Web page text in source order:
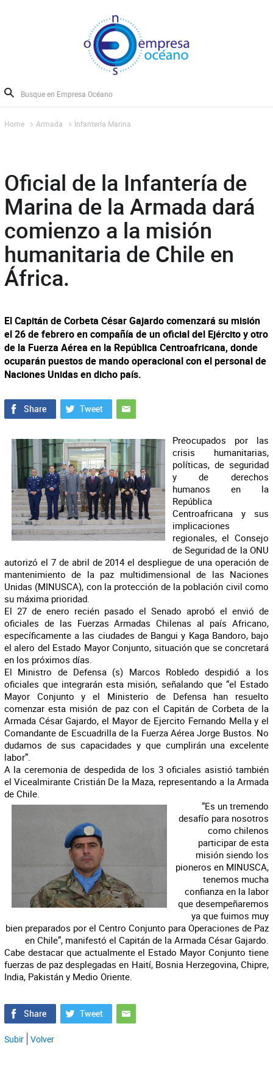
Home Armada Infantería Marina
Oficial de la Infantería de
Marina de la Armada dará
comienzo a la misión
humanitaria de Chile en
África.
El Capitán de Corbeta César Gajardo comenzará su misión
el 26 de febrero en compañía de un oficial del Ejército y otro
de la Fuerza Aérea en la República Centroafricana, donde
ocuparán puestos de mando operacional con el personal de
Naciones Unidas en dicho país.
Preocupados por las
crisis humanitarias,
políticas, de seguridad
y de derechos
humanos en la
República
Centroafricana y sus
implicaciones
regionales, el Consejo
de Seguridad de la ONU
autorizó el 7 de abril de 2014 el despliegue de una operación de
mantenimiento de la paz multidimensional de las Naciones
Unidas (MINUSCA), con la protección de la población civil como
su máxima prioridad.
El 27 de enero recién pasado el Senado aprobó el envió de
oficiales de las Fuerzas Armadas Chilenas al país Africano,
específicamente a las ciudades de Bangui y Kaga Bandoro, bajo
el alero del Estado Mayor Conjunto, situación que se concretará
en los próximos días.
El Ministro de Defensa (s) Marcos Robledo despidió a los
oficiales que integrarán esta misión, señalando que “el Estado
Mayor Conjunto y el Ministerio de Defensa han resuelto
comenzar esta misión de paz con el Capitán de Corbeta de la
Armada César Gajardo, el Mayor de Ejercito Fernando Mella y el
Comandante de Escuadrilla de la Fuerza Aérea Jorge Bustos. No
dudamos de sus capacidades y que cumplirán una excelente
labor”.
A la ceremonia de despedida de los 3 oficiales asistió también
el Vicealmirante Cristián De la Maza, representando a la Armada
de Chile.
“Es un tremendo
desafío para nosotros
como chilenos
participar de esta
misión siendo los
pioneros en MINUSCA,
tenemos mucha
confianza en la labor
que desempeñaremos
ya que fuimos muy
bien preparados por el Centro Conjunto para Operaciones de Paz
en Chile”, manifestó el Capitán de la Armada César Gajardo.
Cabe destacar que actualmente el Estado Mayor Conjunto tiene
fuerzas de paz desplegadas en Haití, Bosnia Herzegovina, Chipre,
India, Pakistán y Medio Oriente.
Subir Volver